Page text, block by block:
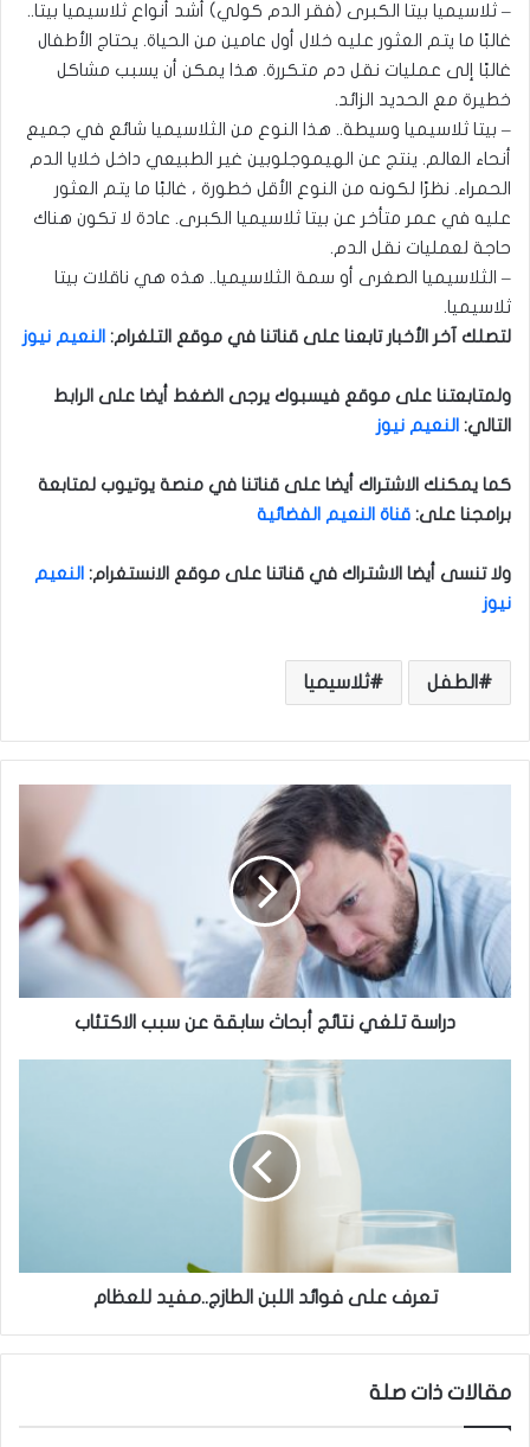
– ثلاسيميا بيتا الكبرى (فقر الدم كولي) أشد أنواع ثلاسيميا بيتا..
غالبًا ما يتم العثور عليه خلال أول عامين من الحياة. يحتاج الأطفال
غالبًا إلى عمليات نقل دم متكررة. هذا يمكن أن يسبب مشاكل
خطيرة مع الحديد الزائد.
– بيتا ثلاسيميا وسيطة.. هذا النوع من الثلاسيميا شائع في جميع
أنحاء العالم. ينتج عن الهيموجلوبين غير الطبيعي داخل خلايا الدم
الحمراء. نظرًا لكونه من النوع الأقل خطورة ، غالبًا ما يتم العثور
عليه في عمر متأخر عن بيتا ثلاسيميا الكبرى. عادة لا تكون هناك
حاجة لعمليات نقل الدم.
– الثلاسيميا الصغرى أو سمة الثلاسيميا.. هذه هي ناقلات بيتا
ثلاسيميا.
لتصلك آخر الأخبار تابعنا على قناتنا في موقع التلغرام: النعيم نيوز
ولمتابعتنا على موقع فيسبوك يرجى الضغط أيضا على الرابط
التالي: النعيم نيوز
كما يمكنك الاشتراك أيضا على قناتنا في منصة يوتيوب لمتابعة
برامجنا على: قناة النعيم الفضائية
ولا تنسى أيضا الاشتراك في قناتنا على موقع الانستغرام: النعيم
نيوز
الطفل ثلاسيميا
ة
ي
س
ع
دراسة تلغي نتائج أبحاث سابقة عن سبب الاكتئاب
و
ل
تعرف على فوائد اللبن الطازج..مفيد للعظام
مقالات ذات صلة